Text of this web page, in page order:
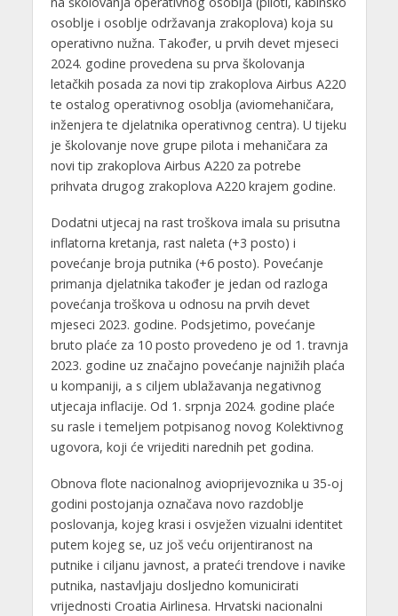
osoblje i osoblje održavanja zrakoplova) koja su
operativno nužna. Također, u prvih devet mjeseci
2024. godine provedena su prva školovanja
letačkih posada za novi tip zrakoplova Airbus A220
te ostalog operativnog osoblja (aviomehaničara,
inženjera te djelatnika operativnog centra). U tijeku
je školovanje nove grupe pilota i mehaničara za
novi tip zrakoplova Airbus A220 za potrebe
prihvata drugog zrakoplova A220 krajem godine.
Dodatni utjecaj na rast troškova imala su prisutna
inflatorna kretanja, rast naleta (+3 posto) i
povećanje broja putnika (+6 posto). Povećanje
primanja djelatnika također je jedan od razloga
povećanja troškova u odnosu na prvih devet
mjeseci 2023. godine. Podsjetimo, povećanje
bruto plaće za 10 posto provedeno je od 1. travnja
2023. godine uz značajno povećanje najnižih plaća
u kompaniji, a s ciljem ublažavanja negativnog
utjecaja inflacije. Od 1. srpnja 2024. godine plaće
su rasle i temeljem potpisanog novog Kolektivnog
ugovora, koji će vrijediti narednih pet godina.
Obnova flote nacionalnog avioprijevoznika u 35-oj
godini postojanja označava novo razdoblje
poslovanja, kojeg krasi i osvježen vizualni identitet
putem kojeg se, uz još veću orijentiranost na
putnike i ciljanu javnost, a prateći trendove i navike
putnika, nastavljaju dosljedno komunicirati
vrijednosti Croatia Airlinesa. Hrvatski nacionalni